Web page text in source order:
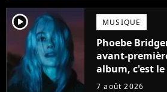
player2 MUSIQUE
Phoebe
avant-
album, c'est
d'été
7 août 2026